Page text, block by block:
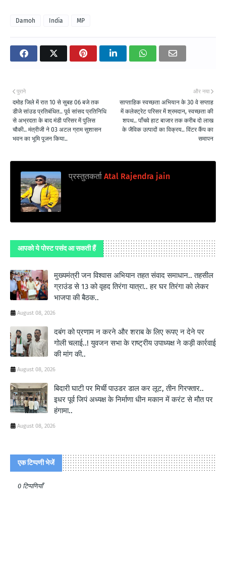
Damoh India MP
और नया
साप्ताहिक स्वच्छता अभियान के 30 वे सप्ताह
में कलेक्ट्रेट परिसर में श्रमदान, स्वच्छता की
शपथ.. पाँचवे हाट बाजार तक करीब दो लाख
के जैविक उत्पादों का विक्रय.. विंटर कैंप का
समापन
पुराने
दमोह जिले में रात 10 से सुबह 06 बजे तक
डीजे सांउड प्रतिबंधित.. पूर्व सांसद प्रतिनिधि
से अभ्रदता के बाद मंडी परिसर में पुलिस
चौकी.. मंत्रीजी ने 03 अटल ग्राम सुशासन
भवन का भूमि पूजन किया..
प्रस्तुतकर्ता Atal Rajendra jain
आपको ये पोस्ट पसंद आ सकती हैं
मुख्यमंत्री जन विश्वास अभियान तहत संवाद समाधान.. तहसील
ग्राउंड से 13 को वृहद तिरंगा यात्रा.. हर घर तिरंगा को लेकर
भाजपा की बैठक..
August 08, 2026
दबंग को प्रणाम न करने और शराब के लिए रूपए न देने पर
गोली चलाई..! युवजन सभा के राष्ट्रीय उपाध्यक्ष ने कड़ी कार्रवाई
की मांग की..
August 08, 2026
बिदारी घाटी पर मिर्ची पाउडर डाल कर लूट, तीन गिरफ्तार..
इधर पूर्व जिपं अध्यक्ष के निर्माणा धीन मकान में करंट से मौत पर
हंगामा..
August 08, 2026
एक टिप्पणी भेजें
0 टिप्पणियाँ